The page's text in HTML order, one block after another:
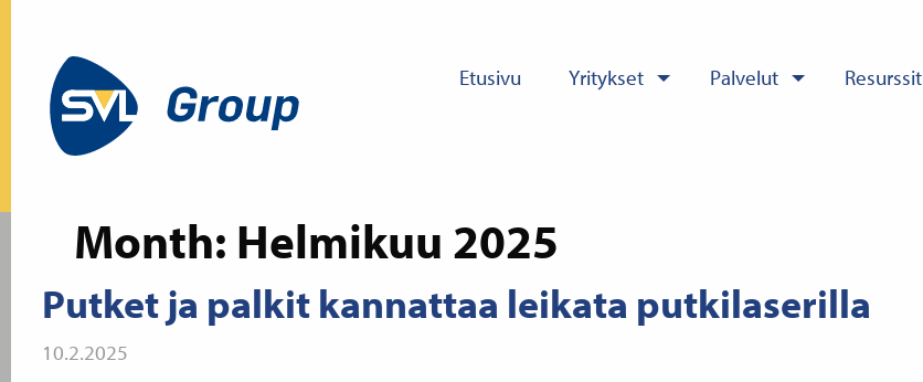
Etusivu Yritykset Palvelut Resurssit
Month: Helmikuu 2025
Putket ja palkit kannattaa leikata putkilaserilla
10.2.2025